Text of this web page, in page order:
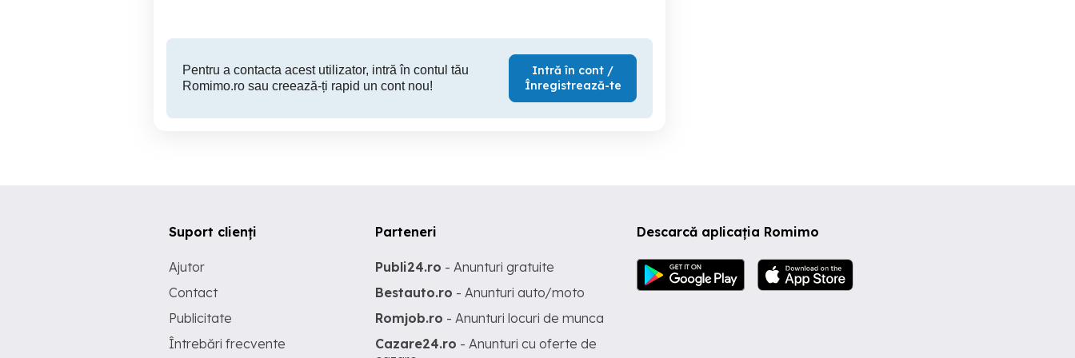
Pentru a contacta acest utilizator, intră în contul tău
Romimo.ro sau creează-ți rapid un cont nou!
Intră în cont /
Înregistrează-te
Descarcă aplicația Romimo
Suport clienți
Ajutor
Contact
Publicitate
Întrebări frecvente
Parteneri
Publi24.ro - Anunturi gratuite
Bestauto.ro - Anunturi auto/moto
Romjob.ro - Anunturi locuri de munca
Cazare24.ro - Anunturi cu oferte de